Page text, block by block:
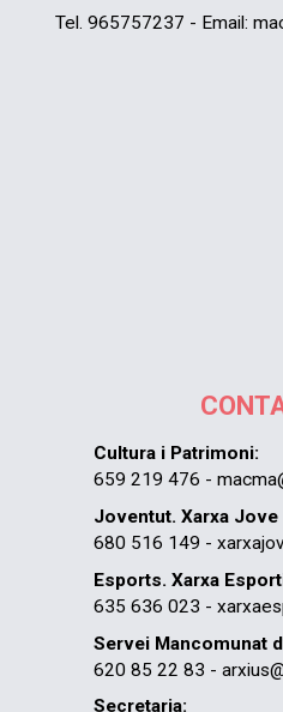
Tel. 965757237 - Email:
Cultura i Patrimoni:
659 219 476 -
Joventut. Xarxa Jove
680 516 149 -
Esports. Xarxa
635 636 023 -
Servei Mancomunat
620 85 22 83 -
Secretaria: